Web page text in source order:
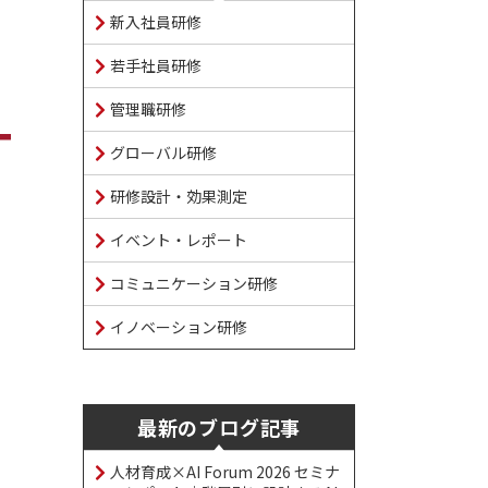
新入社員研修
若手社員研修
管理職研修
グローバル研修
研修設計・効果測定
イベント・レポート
コミュニケーション研修
イノベーション研修
最新のブログ記事
人材育成×AI Forum 2026 セミナ